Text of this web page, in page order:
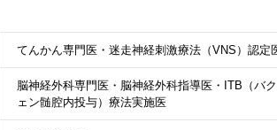
てんかん専門医・迷走神経刺激療法（VNS）認定
脳神経外科専門医・脳神経外科指導医・ITB（バ
ェン髄腔内投与）療法実施医